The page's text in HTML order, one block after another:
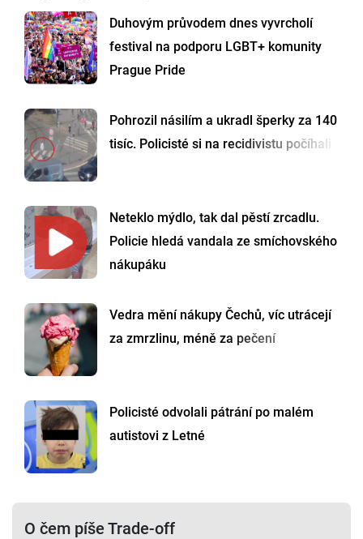
Duhovým průvodem dnes vyvrcholí
festival na podporu LGBT+ komunity
Prague Pride
Pohrozil násilím a ukradl šperky za 140
tisíc. Policisté si na recidivistu počíhali
Neteklo mýdlo, tak dal pěstí zrcadlu.
Policie hledá vandala ze smíchovského
nákupáku
Vedra mění nákupy Čechů, víc utrácejí
za zmrzlinu, méně za pečení
Policisté odvolali pátrání po malém
autistovi z Letné
O čem píše Trade-off